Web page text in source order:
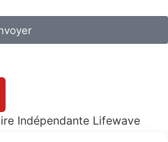
Indépendante Lifewave